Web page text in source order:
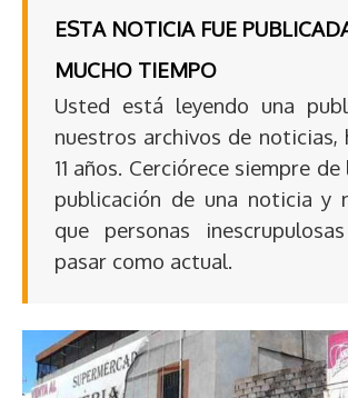
ESTA NOTICIA FUE
MUCHO TIEMPO
Usted está leyendo una
nuestros archivos de noticias,
11 años. Cerciórece siempre
publicación de una noticia y
que personas
pasar como actual.